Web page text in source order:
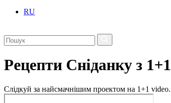
RU
Рецепти Сніданку з 1+1
Слідкуй за найсмачнішим проектом на 1+1 video.